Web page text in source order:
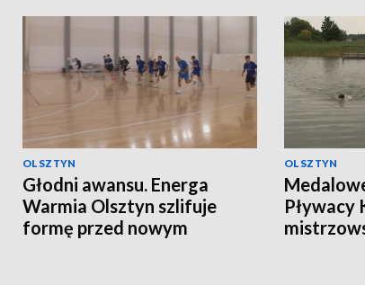
OLSZTYN
Głodni awansu. Energa
Warmia Olsztyn szlifuje
formę przed nowym
OLSZTYN
Pływacy